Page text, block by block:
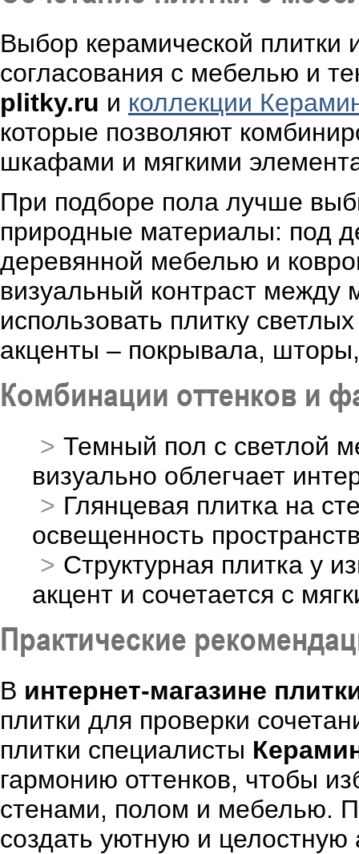
Выбор керамической плитки
согласования с мебелью и
plitky.ru и коллекции
которые позволяют
шкафами и мягкими
При подборе пола лучше
природные материалы: под
деревянной мебелью и
визуальный контраст
использовать плитку
акценты – покрывала,
Комбинации оттенков и
Темный пол с светлой
визуально облегчает
Глянцевая плитка на
освещенность
Структурная плитка у
акцент и сочетается с
Практические
В интернет-магазине
плитки для проверки
плитки специалисты
гармонию оттенков, чтобы
стенами, полом и мебелью.
создать уютную и